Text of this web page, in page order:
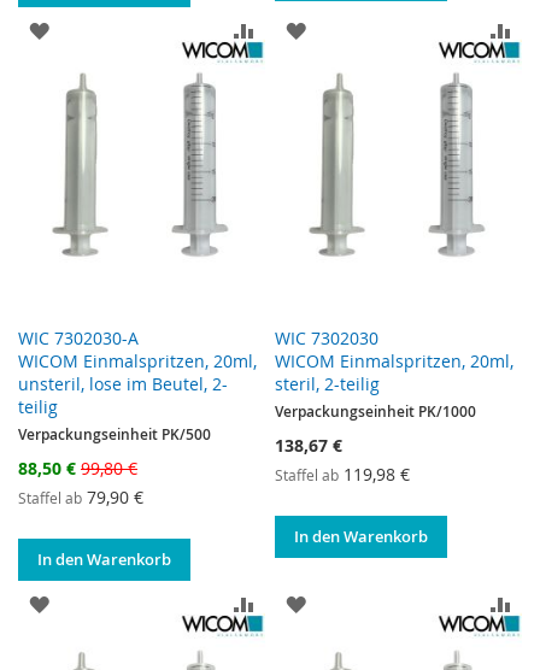
WIC 7302030-A
WICOM Einmalspritzen, 20ml,
unsteril, lose im Beutel, 2-
teilig
ZUR WUNSCHLISTE HINZUFÜGENZUR VERGLEICHSLISTE
Verpackungseinheit PK/500
Sonderangebot
88,50 € 99,80 €
Staffel ab 79,90 €
In den Warenkorb
WIC 7302030
WICOM Einmalspritzen, 20ml,
steril, 2-teilig
ZUR WUNSCHLISTE
Verpackungseinheit PK/1000
138,67 €
Staffel ab 119,98 €
In den Warenkorb
ZUR WUNSCHLISTE HINZUFÜGENZUR VERGLEICHSLISTE
ZUR WUNSCHLISTE